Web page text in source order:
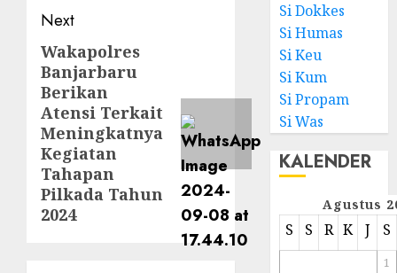
Next
Wakapolres
Banjarbaru
Berikan
Atensi Terkait
Meningkatnya
Kegiatan
Tahapan
Pilkada Tahun
2024
Si Dokkes
Si Humas
Si Keu
Si Kum
Si Propam
Si Was
KALENDER
Agustus
S S R K J S
1